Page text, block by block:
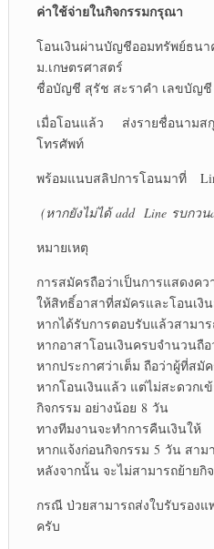
ค่าใช้จ่ายในกิจกรรมกรุณา
โอนเงินผ่านบัญชีออมทรัพย์ธน
ม.เกษตรศาสตร์
ชื่อบัญชี สุรัช สะราคำ เลขบัญชี
เมื่อโอนแล้ว ส่งรายชื่อนามส
โทรศัพท์
พร้อมแนบสลิปการโอนมาที่
(หากยังไม่ได้add Line รบกว
หมายเหตุ
การสมัครถือว่าเป็นการแสดงคว
ให้สิทธิ์อาสาที่สมัครและโอนเงิ
หากได้รับการตอบรับแล้วสามาร
หากอาสาโอนเงินครบจำนวนถื
หากประกาศว่าเต็ม ถือว่าผู้ที่ส
หากโอนเงินแล้ว แต่ไม่สะดวกเ
กิจกรรม อย่างน้อย 8 วัน
ทางทีมงานจะทำการคืนเงินให้
หากแจ้งก่อนกิจกรรม 5 วัน สาม
หลังจากนั้น จะไม่สามารถย้ายกิ
กรณี ป่วยสามารถส่งใบรับรองแ
ครับ